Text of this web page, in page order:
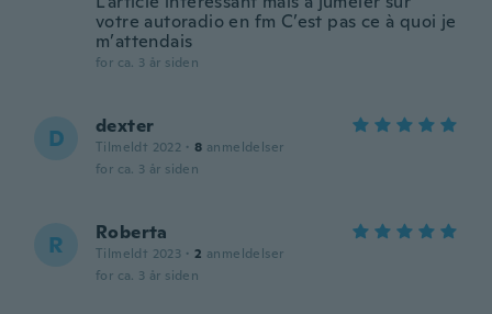
votre autoradio en fm C’est pas ce à quoi je
m’attendais
for ca. 3 år siden
D dexter
Tilmeldt 2022 · 8 anmeldelser
for ca. 3 år siden
R Roberta
Tilmeldt 2023 · 2 anmeldelser
for ca. 3 år siden